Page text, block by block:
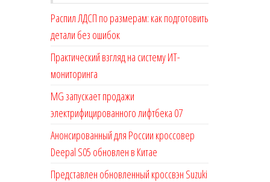
Распил ЛДСП по размерам: как подготовить
детали без ошибок
Практический взгляд на систему ИТ-
мониторинга
MG запускает продажи
электрифицированного лифтбека 07
Анонсированный для России кроссовер
Deepal S05 обновлен в Китае
Представлен обновленный кроссвэн Suzuki